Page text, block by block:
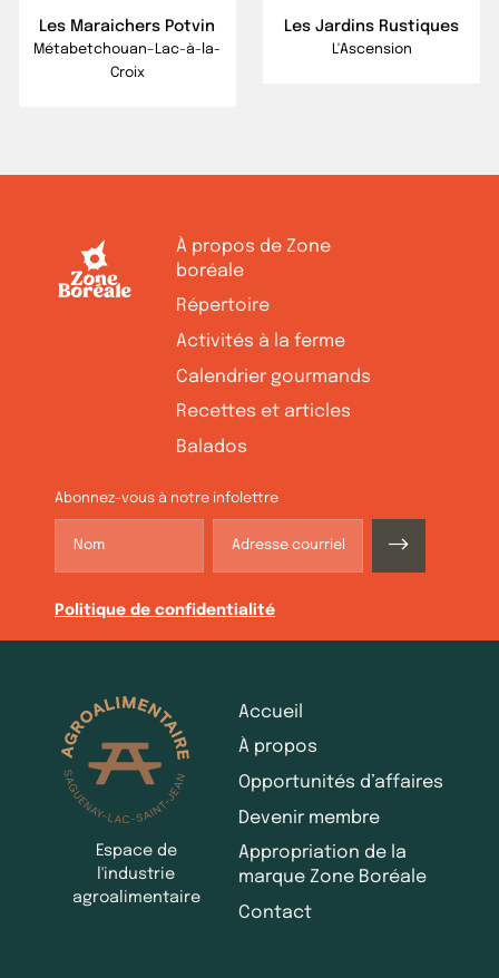
Les Maraichers Potvin
Métabetchouan–Lac-à-la-
Croix
Les Jardins Rustiques
L'Ascension
À propos de Zone
boréale
Répertoire
Activités à la ferme
Calendrier gourmands
Recettes et articles
Balados
Abonnez-vous à notre infolettre
Politique de confidentialité
Espace de
l'industrie
agroalimentaire
Accueil
À propos
Opportunités d’affaires
Devenir membre
Appropriation de la
marque Zone Boréale
Contact